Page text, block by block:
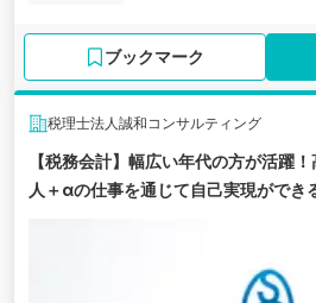
ブックマーク
税理士法人誠和コンサルティング
【税務会計】幅広い年代の方が活躍
人＋αの仕事を通じて自己実現ができ